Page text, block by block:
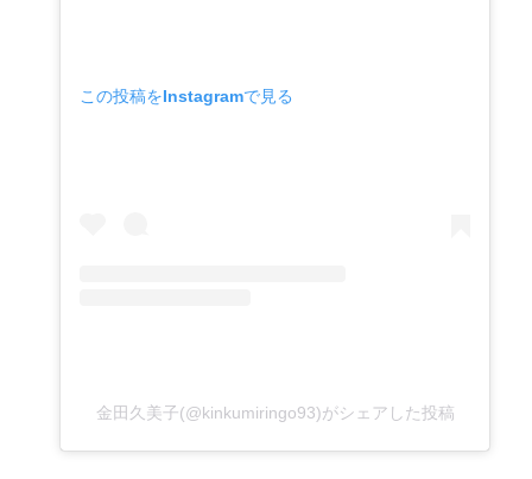
この投稿をInstagramで見る
金田久美子(@kinkumiringo93)がシェアした投稿